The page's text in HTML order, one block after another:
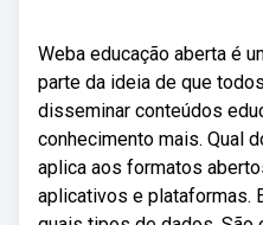
Weba educação aberta é
parte da ideia de que
disseminar conteúdos
conhecimento mais. Qual
aplica aos formatos
aplicativos e plataformas.